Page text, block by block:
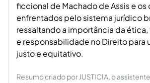
ficcional de Machado de Assis e
enfrentados pelo sistema jurídico
ressaltando a importância da
e responsabilidade no Direito para
justo e equitativo.
Resumo criado por JUSTICIA, o